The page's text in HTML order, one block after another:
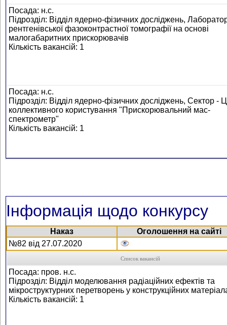
Посада: н.с.
Підрозділ: Відділ ядерно-фізичних досліджень,
рентгенівської фазоконтрастної томографії на основі
малогабаритних прискорювачів
Кількість вакансій: 1
Посада: н.с.
Підрозділ: Відділ ядерно-фізичних досліджень, Сектор -
коллективного користування "Прискорювальний мас-
спектрометр"
Кількість вакансій: 1
Інформація щодо конкурсу
Наказ
Оголошення на сайті
№82 від 27.07.2020
Список вакансій
Посада: пров. н.с.
Підрозділ: Відділ моделювання радіаційних ефектів та
мікроструктурних перетворень у конструкційних
Кількість вакансій: 1